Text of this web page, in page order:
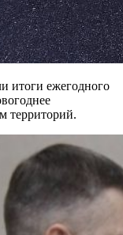
итоги ежегодного
территорий.